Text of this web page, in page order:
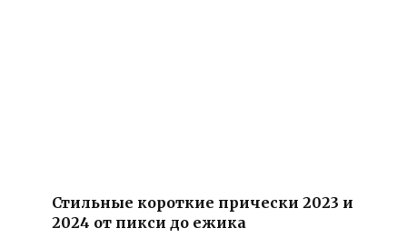
Стильные короткие прически 2023 и
2024 от пикси до ежика